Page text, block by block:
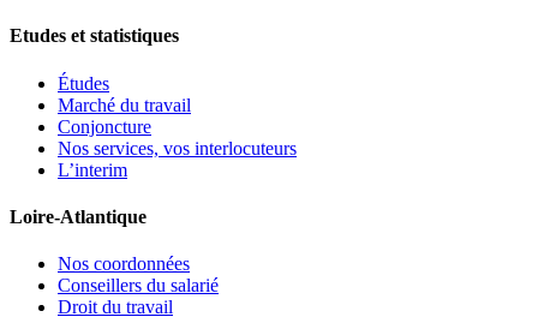
Etudes et statistiques
Études
Marché du travail
Conjoncture
Nos services, vos interlocuteurs
L’interim
Loire-Atlantique
Nos coordonnées
Conseillers du salarié
Droit du travail